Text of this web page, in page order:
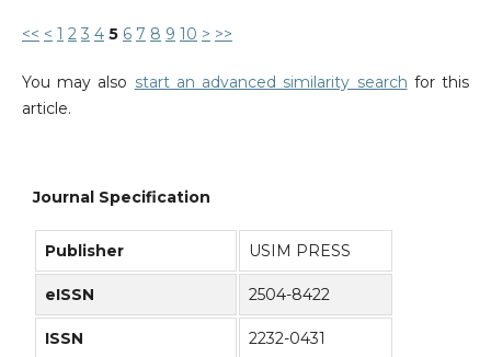
<< < 1 2 3 4 5 6 7 8 9 10 > >>
You may also start an advanced similarity search for this
article.
Journal Specification
Publisher USIM PRESS
eISSN 2504-8422
ISSN 2232-0431